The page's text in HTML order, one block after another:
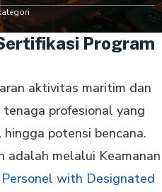
Program
aktivitas maritim dan
profesional yang
potensi bencana.
adalah melalui Keamanan
with Designated